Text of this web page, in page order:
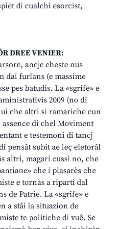
di cualchi esorcist,
DREE VENIER:
ancje cheste nus
dai furlans (e massime
pes batudis. La «sgrife» e
2009 (no di
che altri si ramariche cun
di chel Moviment
e testemoni di tancj
pensât subit ae leç eletorâl
altri, magari cussì no, che
che i plasarès che
e tornàs a ripartî dal
de Patrie. La «sgrife» e
a stâi la situazion de
te politiche di vuê. Se